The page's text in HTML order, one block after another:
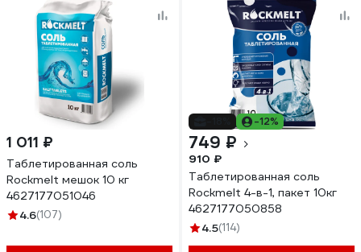
1 011 ₽
Таблетированная соль
Rockmelt мешок 10 кг
4627177051046
4.6(107)
-12%
749 ₽
910 ₽
Таблетированная соль
Rockmelt 4-в-1, пакет 10кг
4627177050858
4.5(114)